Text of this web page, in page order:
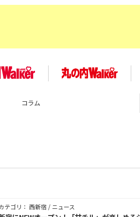
企画
テゴリ： 西新宿 / ニュース